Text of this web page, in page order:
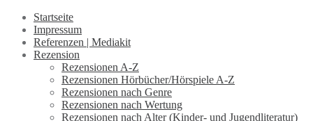
Startseite
Impressum
Referenzen | Mediakit
Rezension
Rezensionen A-Z
Rezensionen Hörbücher/Hörspiele A-Z
Rezensionen nach Genre
Rezensionen nach Wertung
Rezensionen nach Alter (Kinder- und Jugendliteratur)